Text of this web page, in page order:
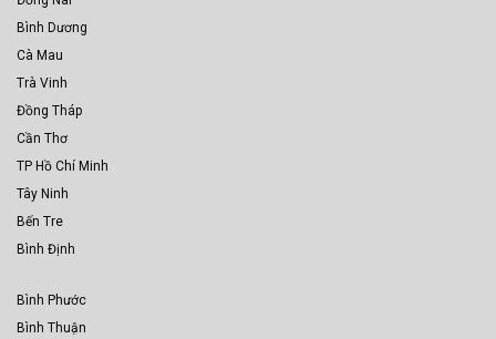
Bình Dương
Cà Mau
Trà Vinh
Đồng Tháp
Cần Thơ
TP Hồ Chí Minh
Tây Ninh
Bến Tre
Bình Định
Bình Phước
Bình Thuận